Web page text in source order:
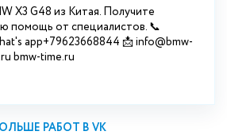
X3 G48 из Китая. Получите
помощь от специалистов. 📞
app+79623668844 📩 info@bmw-
bmw-time.ru
РАБОТ В VK